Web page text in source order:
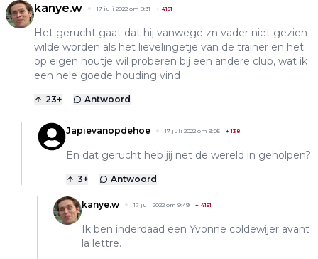
kanye.w 17 juli 2022 om 8:31 + 4151
Het gerucht gaat dat hij vanwege zn vader niet gezien
wilde worden als het lievelingetje van de trainer en het
op eigen houtje wil proberen bij een andere club, wat ik
een hele goede houding vind
23+ Antwoord
Japievanopdehoe 17 juli 2022 om 9:05 +138
En dat gerucht heb jij net de wereld in geholpen?
3+ Antwoord
kanye.w 17 juli 2022 om 9:49 + 4151
Ik ben inderdaad een Yvonne coldewijer avant
la lettre.